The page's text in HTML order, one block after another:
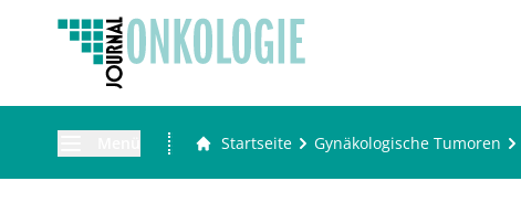
Startseite Gynäkologische Tumoren